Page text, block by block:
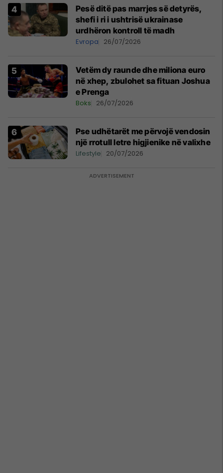
Pesë ditë pas marrjes së detyrës,
shefi i ri i ushtrisë ukrainase
urdhëron kontroll të madh
Evropa 26/07/2026
Vetëm dy raunde dhe miliona euro
në xhep, zbulohet sa fituan Joshua
e Prenga
Boks 26/07/2026
Pse udhëtarët me përvojë vendosin
një rrotull letre higjienike në valixhe
Lifestyle 20/07/2026